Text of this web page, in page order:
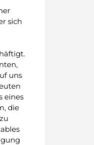
sich
uns
eines
die